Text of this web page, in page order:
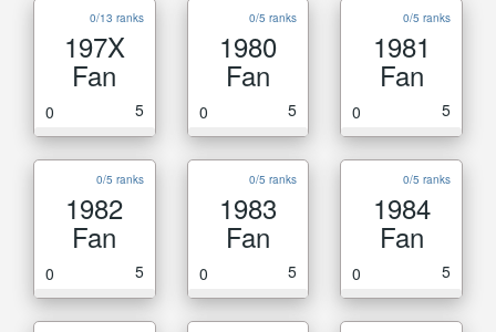
0/13 ranks
197X
Fan
0 5
0/5 ranks
1980
Fan
0 5
0/5 ranks
1981
Fan
0 5
0/5 ranks
1982
Fan
0 5
0/5 ranks
1983
Fan
0 5
0/5 ranks
1984
Fan
0 5